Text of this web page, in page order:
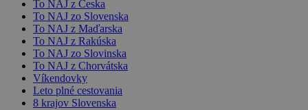
To NAJ z Česka
To NAJ zo Slovenska
To NAJ z Maďarska
To NAJ z Rakúska
To NAJ zo Slovinska
To NAJ z Chorvátska
Víkendovky
Leto plné cestovania
8 krajov Slovenska